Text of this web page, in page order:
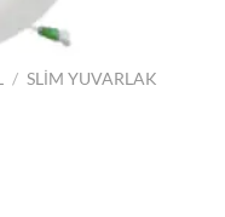
/ SLIM YUVARLAK